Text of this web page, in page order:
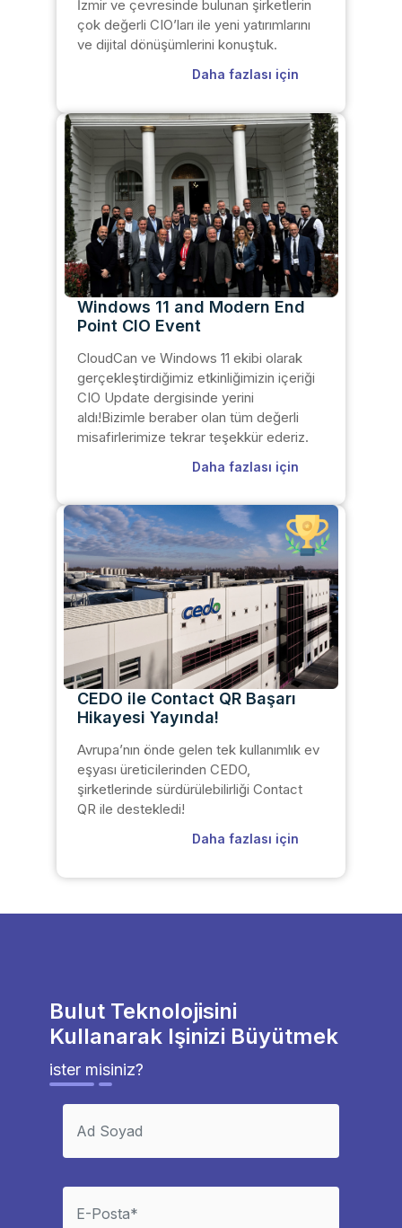
İzmir ve çevresinde bulunan şirketlerin
çok değerli CIO’ları ile yeni yatırımlarını
ve dijital dönüşümlerini konuştuk.
Daha fazlası için
Windows 11 and Modern End
Point CIO Event
CloudCan ve Windows 11 ekibi olarak
gerçekleştirdiğimiz etkinliğimizin içeriği
CIO Update dergisinde yerini
aldı!Bizimle beraber olan tüm değerli
misafirlerimize tekrar teşekkür ederiz.
Daha fazlası için
CEDO ile Contact QR Başarı
Hikayesi Yayında!
Avrupa’nın önde gelen tek kullanımlık ev
eşyası üreticilerinden CEDO,
şirketlerinde sürdürülebilirliği Contact
QR ile destekledi!
Daha fazlası için
Bulut Teknolojisini
Kullanarak Işinizi Büyütmek
ister misiniz?